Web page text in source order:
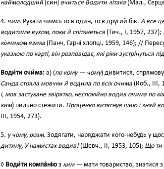
наймолодший [син] вчиться Водити літака (Мал.,
4. чим. Рухати чимсь то в один, то в другий бік. А все
водитиме вухом, поки й спіткнеться (Тич., І, 1957, 237);
кінчиком язика (Панч, Гарні хлопці, 1959, 146); //
указкою по карті, він розповідає, які ріки зустрінуться
Води́ти очи́ма: а) (по кому — чому) дивитися,
Санда стояла мовчки й водила по всіх очима (Коб., III,
і, мов застукане звірятко, неспокійно водив очима по
ким) пильно стежити. Проценко витягнув шию і знай
III, 1954, 273).
5. у чому, розм. Зодягати, наряджати кого-небудь у
дитину, У намистах водив!(Шевч., II, 1953, 105); Що ти
◊ Води́ти компа́нію з ким — мати товариство, знатися